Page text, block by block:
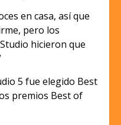
en casa, así que
pero los
hicieron que
5 fue elegido Best
premios Best of